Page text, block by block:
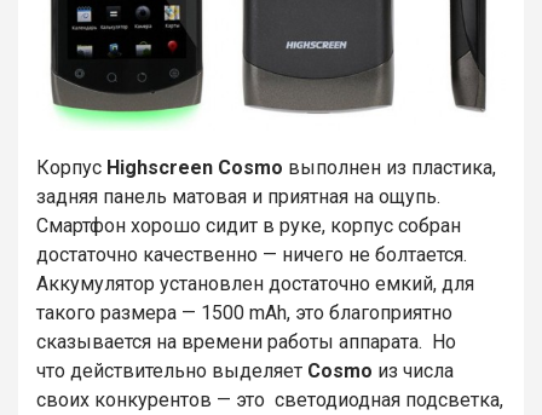
Корпус Highscreen Cosmo выполнен из пластика,
задняя панель матовая и приятная на ощупь.
Смартфон хорошо сидит в руке, корпус собран
достаточно качественно — ничего не болтается.
Аккумулятор установлен достаточно емкий, для
такого размера — 1500 mAh, это благоприятно
сказывается на времени работы аппарата. Но
что действительно выделяет Cosmo из числа
своих конкурентов — это светодиодная подсветка,